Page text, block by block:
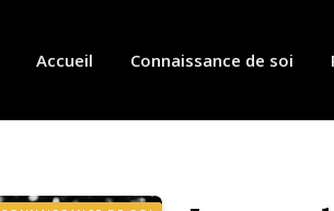
Accueil Connaissance de soi